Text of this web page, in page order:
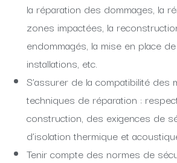
la réparation des dommages, la
zones impactées, la
endommagés, la mise en place
installations, etc.
S’assurer de la compatibilité des
techniques de réparation :
construction, des exigences de
d’isolation thermique et
Tenir compte des normes de